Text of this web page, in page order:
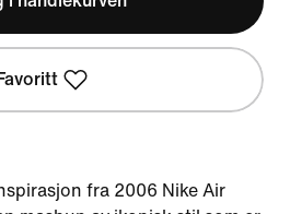
Favoritt
fra 2006 Nike Air